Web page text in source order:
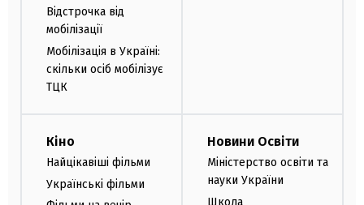
Відстрочка від
мобілізації
Мобілізація в Україні:
скільки осіб мобілізує
ТЦК
Кіно
Найцікавіші фільми
Українські фільми
Новини Освіти
Міністерство освіти та
науки України
Школа